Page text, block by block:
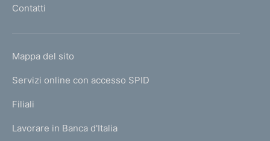
'
m
e
a
g
Contatti
L
N
K
T
Mappa del sito
Servizi online con accesso SPID
Filiali
Lavorare in Banca d'Italia